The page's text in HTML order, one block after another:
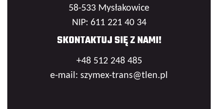
58-533 Mysłakowice
NIP: 611 221 40 34
SKONTAKTUJ SIĘ Z NAMI!
+48 512 248 485
e-mail: szymex-trans@tlen.pl